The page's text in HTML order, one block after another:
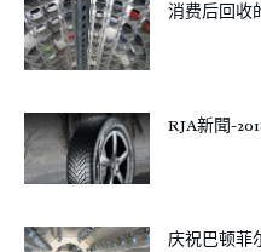
消费后回收
RJA新聞-
庆祝巴顿菲